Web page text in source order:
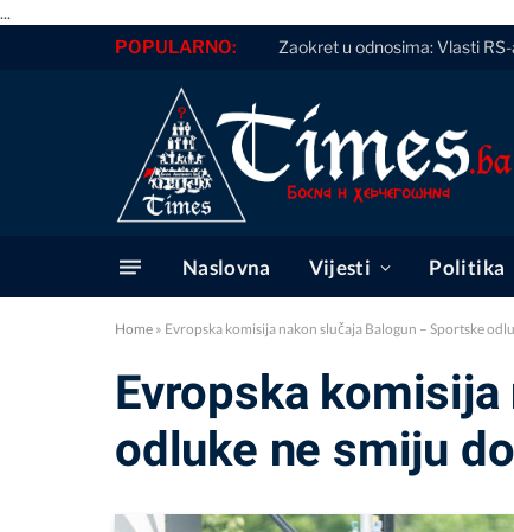
...
POPULARNO: Zaokret u odnosima: Vlasti
Naslovna Vijesti Politika
Home » Evropska komisija nakon slučaja Balogun – Sportske
Evropska
odluke ne smiju